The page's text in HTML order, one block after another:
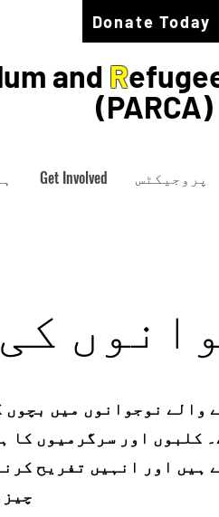
Donate Today
and R
(PARCA)
Get Involved پروجیکٹس
کلبوں اور سرگرمیوں کا
ہیں اور انہیں تفریح